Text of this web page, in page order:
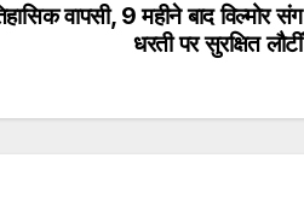
वापसी, 9 महीने बाद विल्मोर संग
धरती पर सुरक्षित लौटीं